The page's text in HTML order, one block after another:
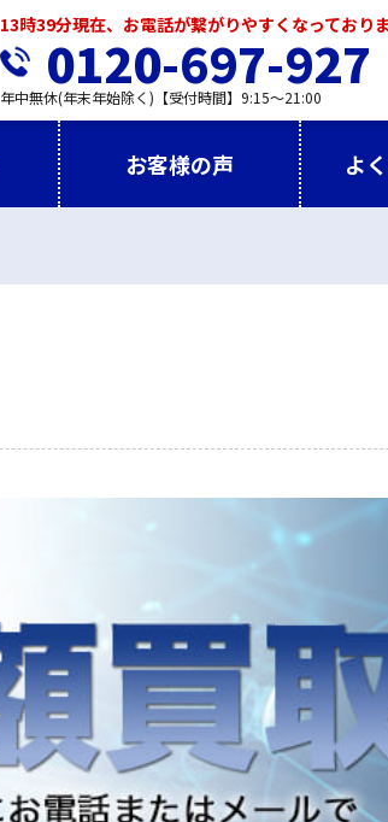
13時39分現在、お電話が繋がりやすくなっており
0120-697-927
年中無休(年末年始除く)【受付時間】9:15～21:00
お客様の声 よ